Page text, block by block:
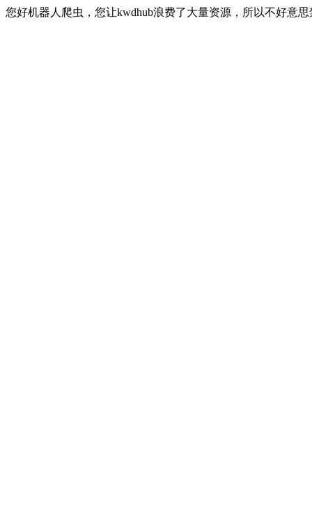
您好机器人爬虫，您让kwdhub浪费了大量资源，所以不好意